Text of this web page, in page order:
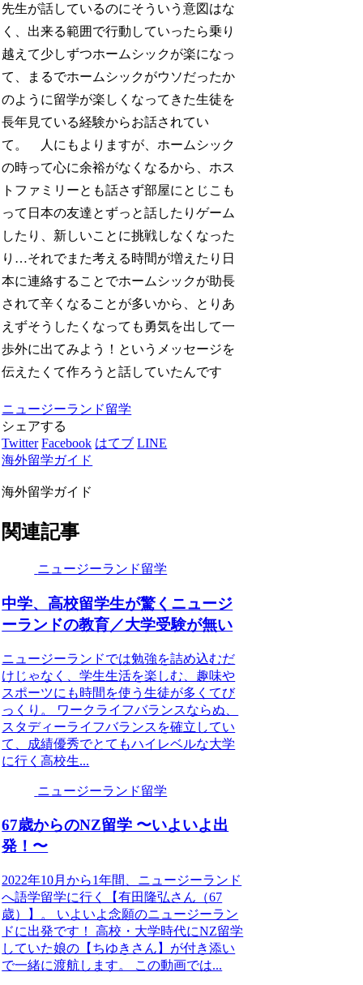
先生が話しているのにそういう意図はな
く、出来る範囲で行動していったら乗り
越えて少しずつホームシックが楽になっ
て、まるでホームシックがウソだったか
のように留学が楽しくなってきた生徒を
長年見ている経験からお話されてい
て。 人にもよりますが、ホームシック
の時って心に余裕がなくなるから、ホス
トファミリーとも話さず部屋にとじこも
って日本の友達とずっと話したりゲーム
したり、新しいことに挑戦しなくなった
り…それでまた考える時間が増えたり日
本に連絡することでホームシックが助長
されて辛くなることが多いから、とりあ
えずそうしたくなっても勇気を出して一
歩外に出てみよう！というメッセージを
伝えたくて作ろうと話していたんです
ニュージーランド留学
シェアする
Twitter Facebook はてブ LINE
海外留学ガイド
海外留学ガイド
関連記事
ニュージーランド留学
中学、高校留学生が驚くニュージ
ーランドの教育／大学受験が無い
ニュージーランドでは勉強を詰め込むだ
けじゃなく、学生生活を楽しむ、趣味や
スポーツにも時間を使う生徒が多くてび
っくり。 ワークライフバランスならぬ、
スタディーライフバランスを確立してい
て、成績優秀でとてもハイレベルな大学
に行く高校生...
ニュージーランド留学
67歳からのNZ留学 〜いよいよ出
発！〜
2022年10月から1年間、ニュージーランド
へ語学留学に行く【有田隆弘さん（67
歳）】。 いよいよ念願のニュージーラン
ドに出発です！ 高校・大学時代にNZ留学
していた娘の【ちゆきさん】が付き添い
で一緒に渡航します。 この動画では...